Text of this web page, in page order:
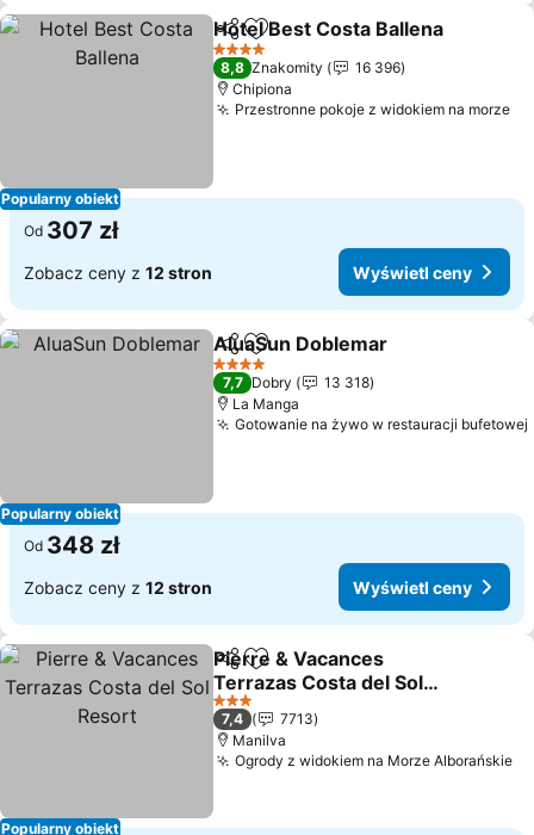
Popularny obiekt
Udostępnij
Dodaj do ulubionych
Hotel Best Costa Ballena
4 Kategoria
8,8 Znakomity
16 396
Chipiona
Przestronne pokoje z widokiem na morze
Od 307 zł
Zobacz ceny z 12 stron Wyświetl ceny
Popularny obiekt
Udostępnij
Dodaj do ulubionych
AluaSun Doblemar
4 Kategoria
7,7 Dobry
13 318
La Manga
Gotowanie na żywo w restauracji bufetowej
Od 348 zł
Zobacz ceny z 12 stron Wyświetl ceny
Popularny obiekt
Udostępnij
Dodaj do ulubionych
Pierre & Vacances
Terrazas Costa del Sol
Resort
3 Kategoria
7,4
7713
Manilva
Ogrody z widokiem na Morze Alborańskie